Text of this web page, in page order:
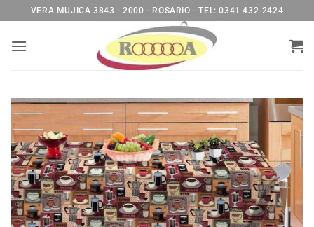
al
contenido
VERA MUJICA 3843 - 2000 - ROSARIO - TEL: 0341 432-2424